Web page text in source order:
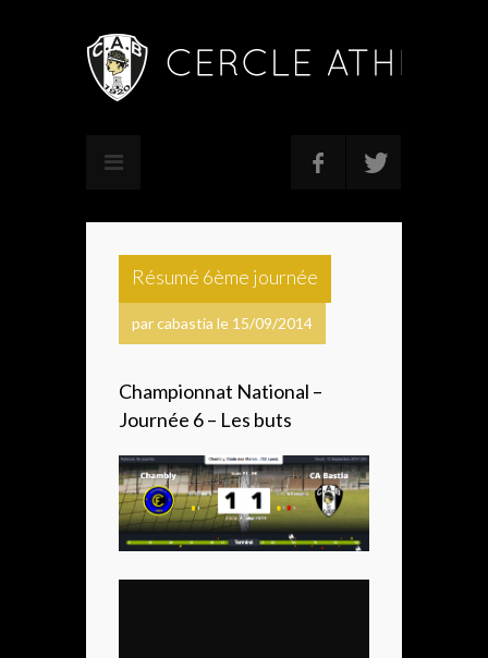
Résumé 6ème journée
par cabastia le 15/09/2014
Championnat National –
Journée 6 – Les buts